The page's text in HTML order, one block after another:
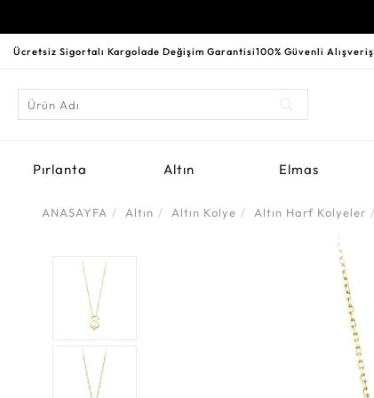
Ücretsiz Sigortalı Kargoİade Değişim Garantisi100% Güvenli Alışveriş
Pırlanta Altın Elmas
ANASAYFA Altın Altın Kolye Altın Harf Kolyeler